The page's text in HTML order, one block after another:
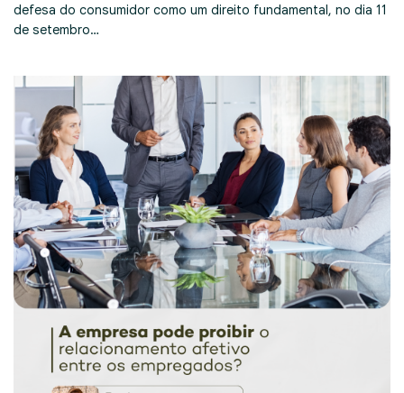
defesa do consumidor como um direito fundamental, no dia 11
de setembro…